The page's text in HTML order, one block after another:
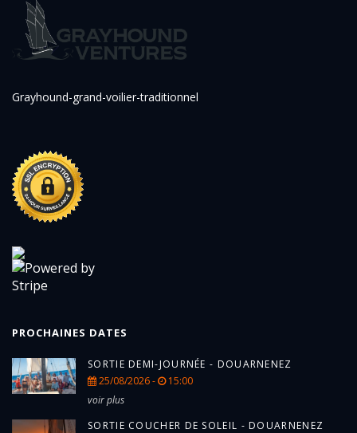
Grayhound-grand-voilier-traditionnel
PROCHAINES DATES
SORTIE DEMI-JOURNÉE - DOUARNENEZ
25/08/2026 -
15:00
voir plus
SORTIE COUCHER DE SOLEIL - DOUARNENEZ